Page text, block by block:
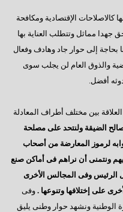
كالاصلاحات الإقتصادية ومكافحة
مماثل وتتطلب العناية بها
بحاجة إلى حوار جاد وهادف وفعال
والذوق العام لن يجلب سوى
أفضل.
بين مختلف أطراف المعادلة
الضيقة ولنتحد على مصلحة
لرموز المعارضة من أصحاب
ونتمنى أن نراهم فى أماكن صنع
الرئيس وفى المجالس الأخرى
على إختلافها وتنوعها . وفى
الوطنية ونشهد حوار وطنى يليق